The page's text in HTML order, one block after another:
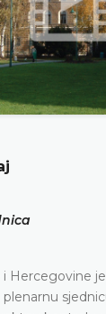
Hercegovine je
plenarnu